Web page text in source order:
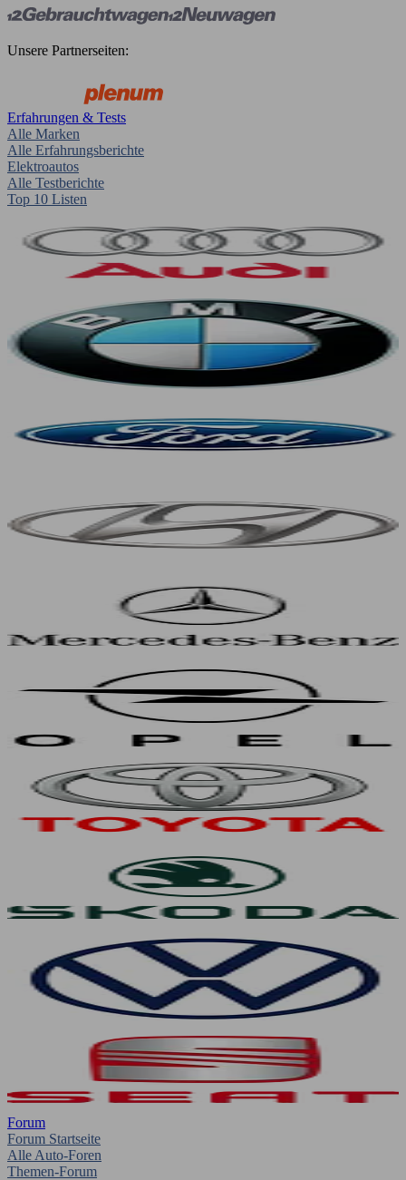
Unsere Partnerseiten:
Erfahrungen & Tests
Alle Marken
Alle Erfahrungsberichte
Elektroautos
Alle Testberichte
Top 10 Listen
Forum
Forum Startseite
Alle Auto-Foren
Themen-Forum